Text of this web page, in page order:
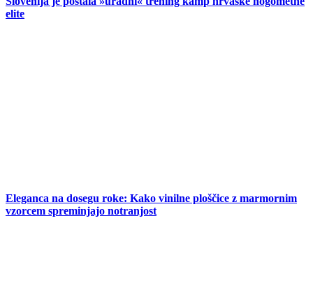
elite
Eleganca na dosegu roke: Kako vinilne ploščice z marmornim
vzorcem spreminjajo notranjost